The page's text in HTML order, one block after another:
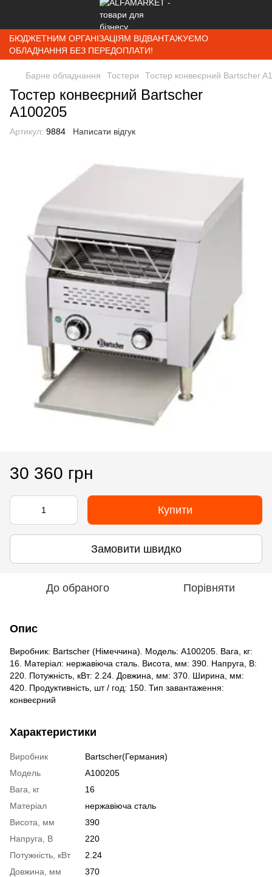
БЮДЖЕТНИМ ОРГАНІЗАЦІЯМ ВІДВАНТАЖУЄМО
ОБЛАДНАННЯ БЕЗ ПЕРЕДОПЛАТИ!
Барне обладнання Тостери Тостер конвеєрний Bartscher
Тостер конвеєрний Bartscher
A100205
Артикул: 9884 Написати відгук
30 360 грн
Купити
Замовити швидко
До обраного Порівняти
Опис
Виробник: Bartscher (Німеччина). Модель: A100205. Вага, кг:
16. Матеріал: нержавіюча сталь. Висота, мм: 390. Напруга, В:
220. Потужність, кВт: 2.24. Довжина, мм: 370. Ширина, мм:
420. Продуктивність, шт / год: 150. Тип завантаження:
конвеєрний
Характеристики
Виробник
Bartscher(Германия)
Модель
A100205
Вага, кг
16
Матеріал
нержавіюча сталь
Висота, мм
390
Напруга, В
220
Потужність, кВт
2.24
Довжина, мм
370